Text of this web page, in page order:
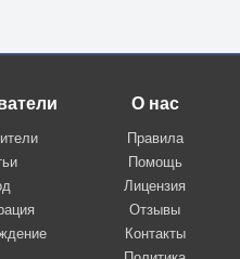
О нас
Правила
Помощь
Лицензия
Отзывы
Контакты